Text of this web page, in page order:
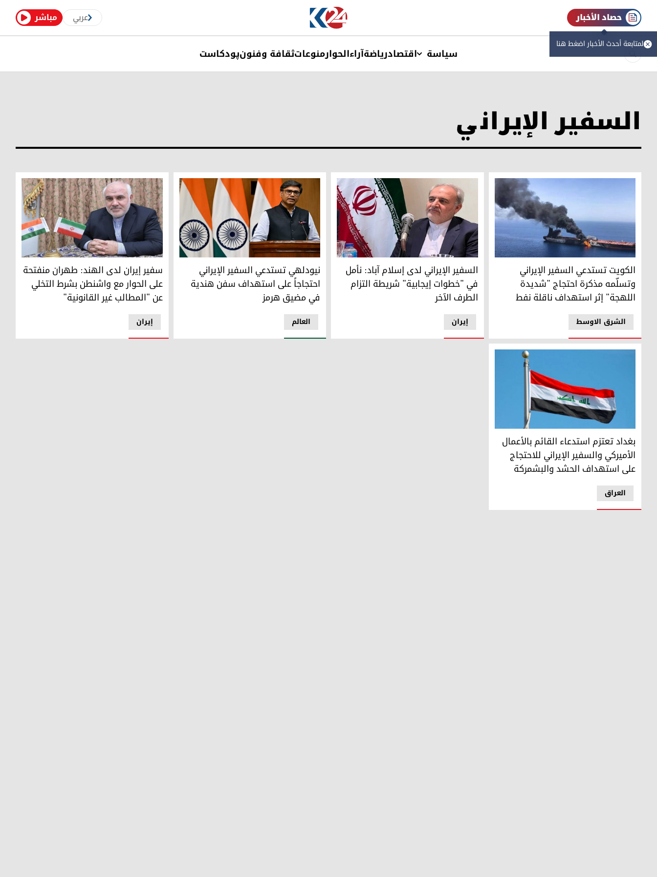
مباشر عربي حصاد الأخبار
لمتابعة أحدث الأخبار اضغط هنا
سیاسة اقتصادریاضةآراءالحوارمنوعاتثقافة وفنونپودکاست
السفير الإيراني
صورة ارشیفیة
الشرق الاوسط
الكويت تستدعي السفير الإيراني
وتسلّمه مذكرة احتجاج "شديدة
اللهجة" إثر استهداف ناقلة نفط
السفير الإيراني لدى باكستان
إيران
السفير الإيراني لدى إسلام آباد: نأمل
في "خطوات إيجابية" شريطة التزام
الطرف الآخر
نيودلهي تستدعي السفير الإيراني احتجاجاً على استهداف سفن هندية في مضيق هرمز
العالم
نيودلهي تستدعي السفير الإيراني
احتجاجاً على استهداف سفن هندية
في مضيق هرمز
السفير الإيراني لدى الهند، محمد فتح علي
إيران
سفير إيران لدى الهند: طهران منفتحة
على الحوار مع واشنطن بشرط التخلي
عن "المطالب غير القانونية"
بغداد تعتزم استدعاء القائم بالأعمال الأميركي والسفير الإيراني للاحتجاج على استهداف الحشد والبشمركة
العراق
بغداد تعتزم استدعاء القائم بالأعمال
الأميركي والسفير الإيراني للاحتجاج
على استهداف الحشد والبشمركة